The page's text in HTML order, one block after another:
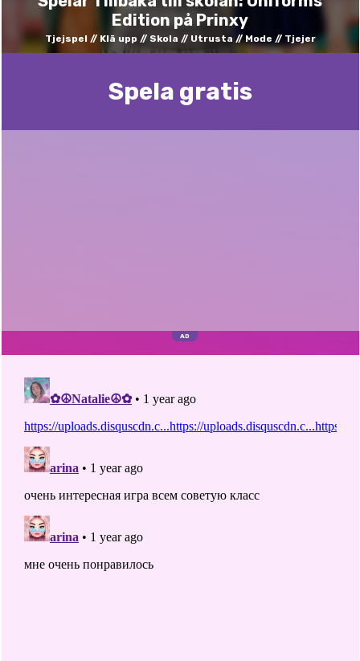
Edition på Prinxy
Tjejspel Klä upp Skola Utrusta Mode Tjejer
Spela gratis